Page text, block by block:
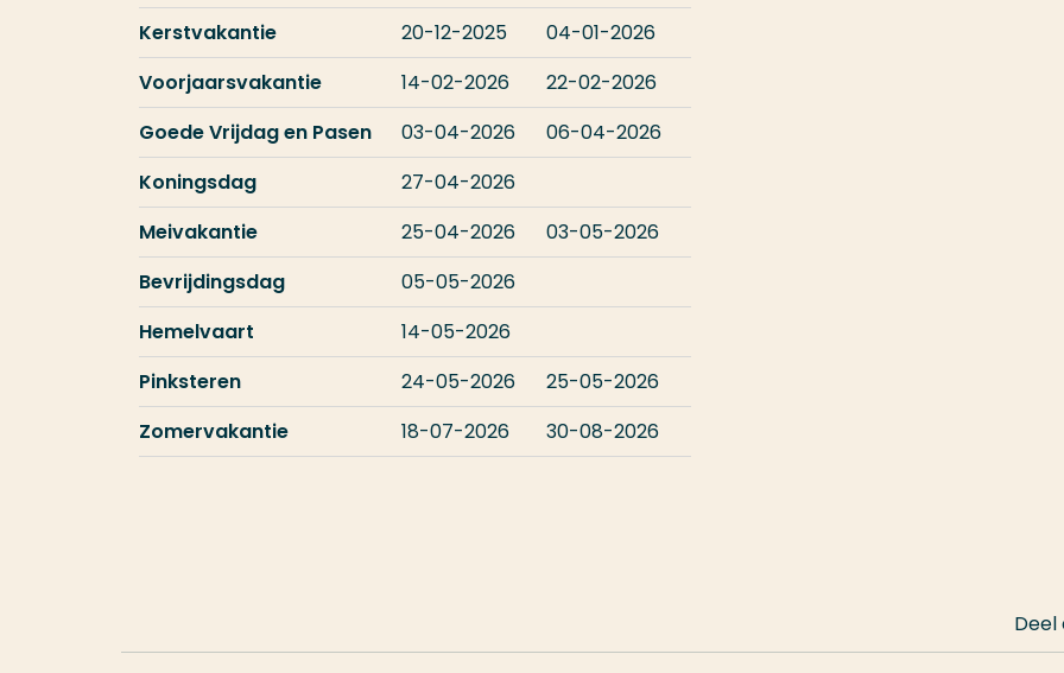
Kerstvakantie
20-12-2025
04-01-2026
Voorjaarsvakantie
14-02-2026
22-02-2026
Goede Vrijdag en Pasen
03-04-2026
06-04-2026
Koningsdag
27-04-2026
Meivakantie
25-04-2026
03-05-2026
Bevrijdingsdag
05-05-2026
Hemelvaart
14-05-2026
Pinksteren
24-05-2026
25-05-2026
Zomervakantie
18-07-2026 30-08-2026